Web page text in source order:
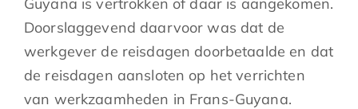
Doorslaggevend daarvoor was dat de
werkgever de reisdagen doorbetaalde en dat
de reisdagen aansloten op het verrichten
van werkzaamheden in Frans-Guyana.